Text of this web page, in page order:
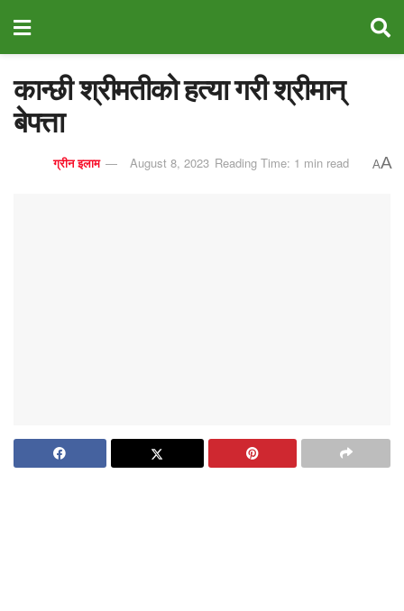
कान्छी श्रीमतीको हत्या गरी श्रीमान्
बेपत्ता
ग्रीन इलाम August 8, 2023 Reading Time: 1 min read AA